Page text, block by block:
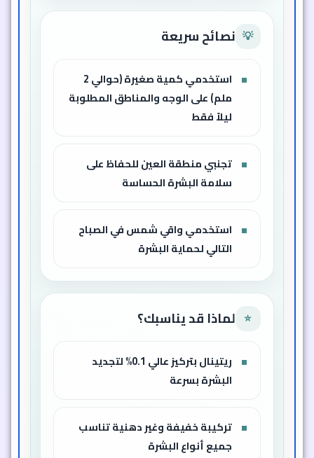
💡 نصائح سريعة
استخدمي كمية صغيرة (حوالي 2
ملم) على الوجه والمناطق المطلوبة
ليلاً فقط
تجنبي منطقة العين للحفاظ على
سلامة البشرة الحساسة
استخدمي واقي شمس في الصباح
التالي لحماية البشرة
⭐ لماذا قد يناسبك؟
ريتينال بتركيز عالي 0.1% لتجديد
البشرة بسرعة
تركيبة خفيفة وغير دهنية تناسب
جميع أنواع البشرة